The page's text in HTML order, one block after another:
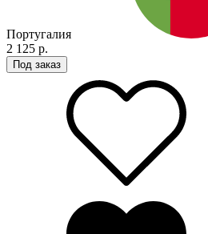
Португалия
2 125 р.
Под заказ